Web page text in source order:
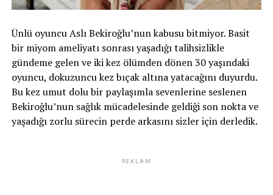
Ünlü oyuncu Aslı Bekiroğlu’nun kabusu bitmiyor. Basit
bir miyom ameliyatı sonrası yaşadığı talihsizlikle
gündeme gelen ve iki kez ölümden dönen 30 yaşındaki
oyuncu, dokuzuncu kez bıçak altına yatacağını duyurdu.
Bu kez umut dolu bir paylaşımla sevenlerine seslenen
Bekiroğlu’nun sağlık mücadelesinde geldiği son nokta ve
yaşadığı zorlu sürecin perde arkasını sizler için derledik.
REKLAM